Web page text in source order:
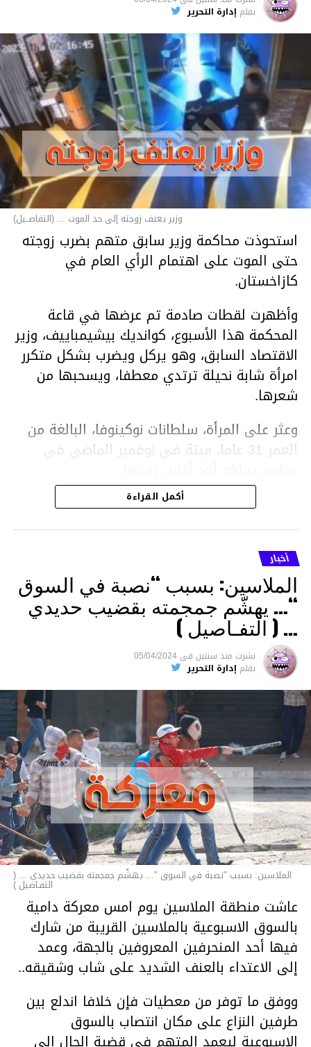
بقلم إدارة التحرير
وزير يعنف زوجته إلى حد الموت ... (التفاصــيل)
استحوذت محاكمة وزير سابق متهم بضرب زوجته
حتى الموت على اهتمام الرأي العام في
كازاخستان.
وأظهرت لقطات صادمة تم عرضها في قاعة
المحكمة هذا الأسبوع، كوانديك بيشيمباييف، وزير
الاقتصاد السابق، وهو يركل ويضرب بشكل متكرر
امرأة شابة نحيلة ترتدي معطفا، ويسحبها من
شعرها.
وعثر على المرأة، سلطانات نوكينوفا، البالغة من
العمر 31 عاما، ميتة في نوفمبر الماضي في
ووفقا لتقرير الطبيب الشرعي، توفيت نوكينوفا
متأثرة بصدمة في الدماغ، وكانت إحدى عظام
أنفها مكسورة وكانت هناك كدمات متعددة على
وجهها ورأسها وذراعيها ويديها.
ويواجه بيشيمباييف (43 عاما) اتهامات بالتعذيب
والقتل باستخدام العنف الشديد ويواجه عقوبة
السجن لمدة تصل إلى 20 عاما.
الأخبار
أكمل القراءة
أخبار
الملاسين: بسبب “نصبة في السوق
“… يهشّم جمجمته بقضيب حديدي
… ( التفـاصيل )
نشرت منذ سنتين فى 05/04/2024
بقلم إدارة التحرير
الملاسين: بسبب "نصبة في السوق "... يهشّم جمجمته بقضيب حديدي ... (
التفـاصيل )
عاشت منطقة الملاسين يوم امس معركة دامية
بالسوق الاسبوعية بالملاسين القريبة من شارك
فيها أحد المنحرفين المعروفين بالجهة، وعمد
إلى الاعتداء بالعنف الشديد على شاب وشقيقه..
ووفق ما توفر من معطيات فإن خلافا اندلع بين
طرفين النزاع على مكان انتصاب بالسوق
الاسبوعية ليعمد المتهم في قضية الحال إلى